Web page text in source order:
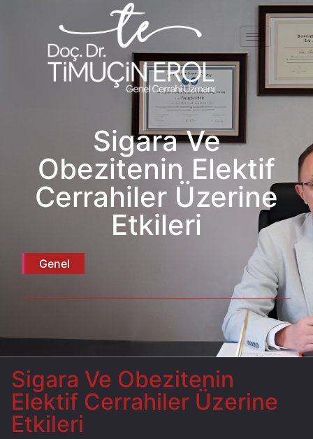
Sigara Ve
Obezitenin Elektif
Cerrahiler Üzerine
Etkileri
Genel
Sigara Ve Obezitenin
Elektif Cerrahiler Üzerine
Etkileri